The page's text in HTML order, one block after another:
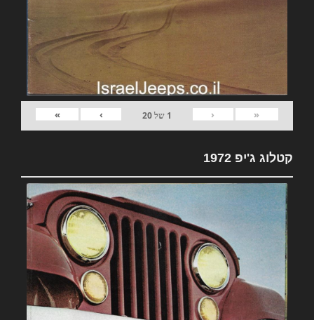
«
‹
1 של20
›
»
קטלוג ג'יפ 1972